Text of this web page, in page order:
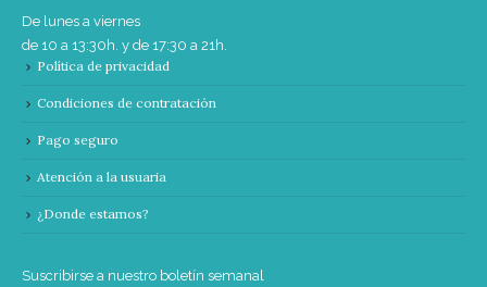
De lunes a viernes
de 10 a 13:30h. y de 17:30 a 21h.
Política de privacidad
Condiciones de contratación
Pago seguro
Atención a la usuaria
¿Donde estamos?
Suscribirse a nuestro boletín semanal